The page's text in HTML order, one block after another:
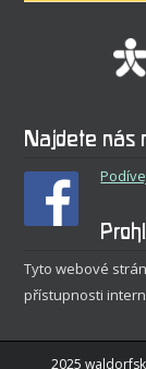
Najdete nás
Tyto webové
přístupnosti
2025